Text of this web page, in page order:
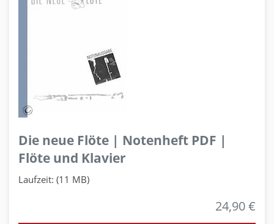
Die neue Flöte | Notenheft PDF |
Flöte und Klavier
Laufzeit: (11 MB)
24,90 €